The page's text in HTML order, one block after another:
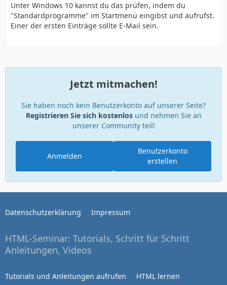
Unter Windows 10 kannst du das prüfen, indem du
"Standardprogramme" im Startmenü eingibst und aufrufst.
Einer der ersten Einträge sollte E-Mail sein.
Jetzt mitmachen!
Sie haben noch kein Benutzerkonto auf unserer Seite?
Registrieren Sie sich kostenlosund nehmen Sie an
unserer Community teil!
Benutzerkonto
erstellen
Anmelden
Datenschutzerklärung Impressum
HTML-Seminar: Tutorials, Schritt für Schritt
Anleitungen, Videos
Tutorials und Anleitungen aufrufen HTML lernen